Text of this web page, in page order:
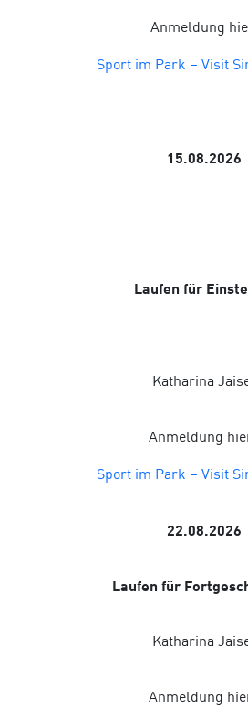
Anmeldung
Sport im Park – Visit
15.08.2026
Laufen für
Katharina
Anmeldung
Sport im Park – Visit
22.08.2026
Laufen für
Katharina
Anmeldung